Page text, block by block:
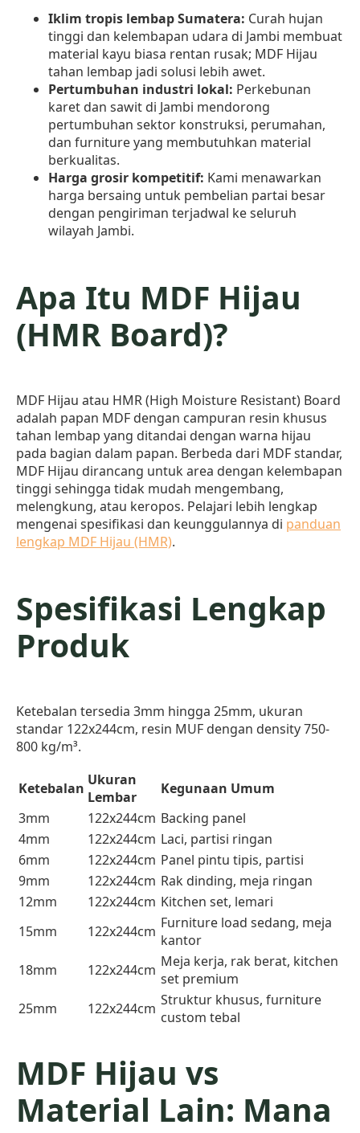
Iklim tropis lembap Sumatera: Curah hujan
tinggi dan kelembapan udara di Jambi membuat
material kayu biasa rentan rusak; MDF Hijau
tahan lembap jadi solusi lebih awet.
Pertumbuhan industri lokal: Perkebunan
karet dan sawit di Jambi mendorong
pertumbuhan sektor konstruksi, perumahan,
dan furniture yang membutuhkan material
berkualitas.
Harga grosir kompetitif: Kami menawarkan
harga bersaing untuk pembelian partai besar
dengan pengiriman terjadwal ke seluruh
wilayah Jambi.
Apa Itu MDF Hijau
(HMR Board)?
MDF Hijau atau HMR (High Moisture Resistant) Board
adalah papan MDF dengan campuran resin khusus
tahan lembap yang ditandai dengan warna hijau
pada bagian dalam papan. Berbeda dari MDF standar,
MDF Hijau dirancang untuk area dengan kelembapan
tinggi sehingga tidak mudah mengembang,
melengkung, atau keropos. Pelajari lebih lengkap
mengenai spesifikasi dan keunggulannya di panduan
lengkap MDF Hijau (HMR).
Spesifikasi Lengkap
Produk
Ketebalan tersedia 3mm hingga 25mm, ukuran
standar 122x244cm, resin MUF dengan density 750-
800 kg/m³.
Ketebalan Ukuran
Lembar
Kegunaan Umum
3mm
122x244cm Backing panel
4mm
122x244cm Laci, partisi ringan
6mm
122x244cm Panel pintu tipis, partisi
9mm
122x244cm Rak dinding, meja ringan
12mm
122x244cm Kitchen set, lemari
15mm
122x244cm Furniture load sedang, meja
kantor
18mm
122x244cm Meja kerja, rak berat, kitchen
set premium
25mm
122x244cm Struktur khusus, furniture
custom tebal
MDF Hijau vs
Material Lain: Mana